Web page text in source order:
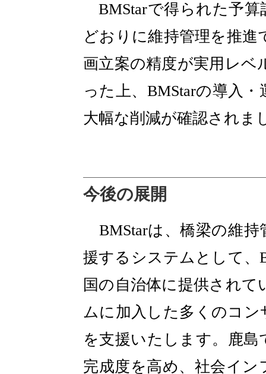
BMStarで得られた予算
どおりに維持管理を推進
画立案の精度が実用レ
った上、BMStarの導入
大幅な削減が確認されま
今後の展開
BMStarは、橋梁の維持
援するシステムとして、
国の自治体に提供され
ムに加入した多くのコ
を支援いたします。鹿
完成度を高め、社会イ